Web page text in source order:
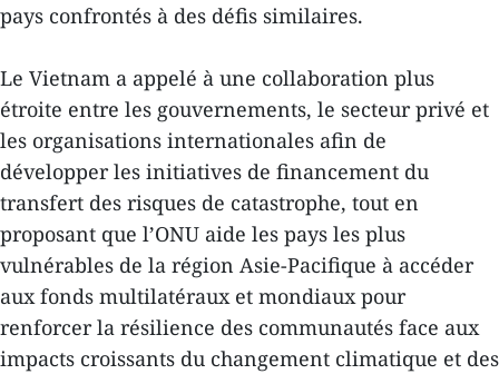
pays confrontés à des défis similaires.
Le Vietnam a appelé à une collaboration plus
étroite entre les gouvernements, le secteur privé et
les organisations internationales afin de
développer les initiatives de financement du
transfert des risques de catastrophe, tout en
proposant que l’ONU aide les pays les plus
vulnérables de la région Asie-Pacifique à accéder
aux fonds multilatéraux et mondiaux pour
renforcer la résilience des communautés face aux
impacts croissants du changement climatique et des